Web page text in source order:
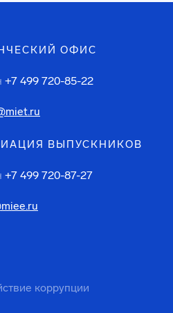
ОФИС
+7 499 720-85-22
ВЫПУСКНИКОВ
+7 499 720-87-27
коррупции